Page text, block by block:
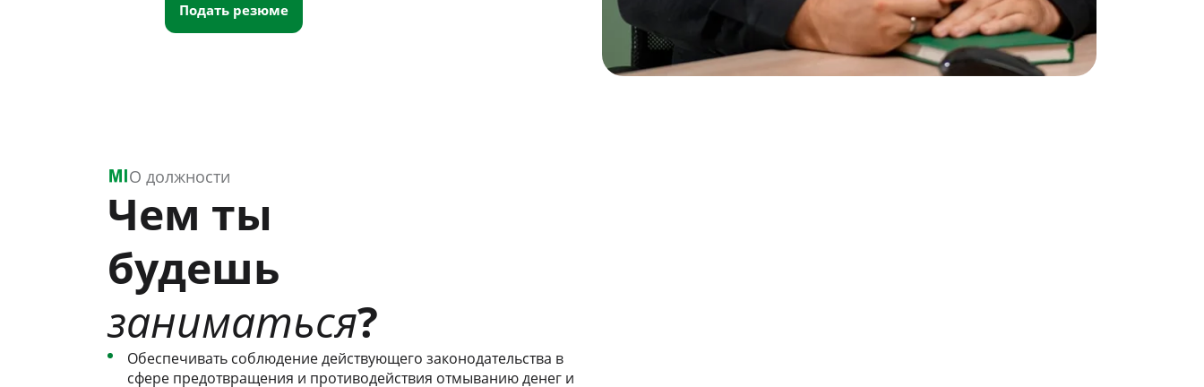
Подать резюме
О должности
Чем ты
будешь
заниматься?
Обеспечивать соблюдение действующего законодательства в
сфере предотвращения и противодействия отмыванию денег и